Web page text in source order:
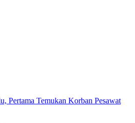
Pertama Temukan Korban Pesawat